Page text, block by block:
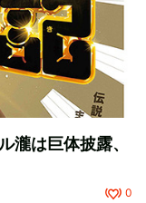
瀧は巨体披露、
0